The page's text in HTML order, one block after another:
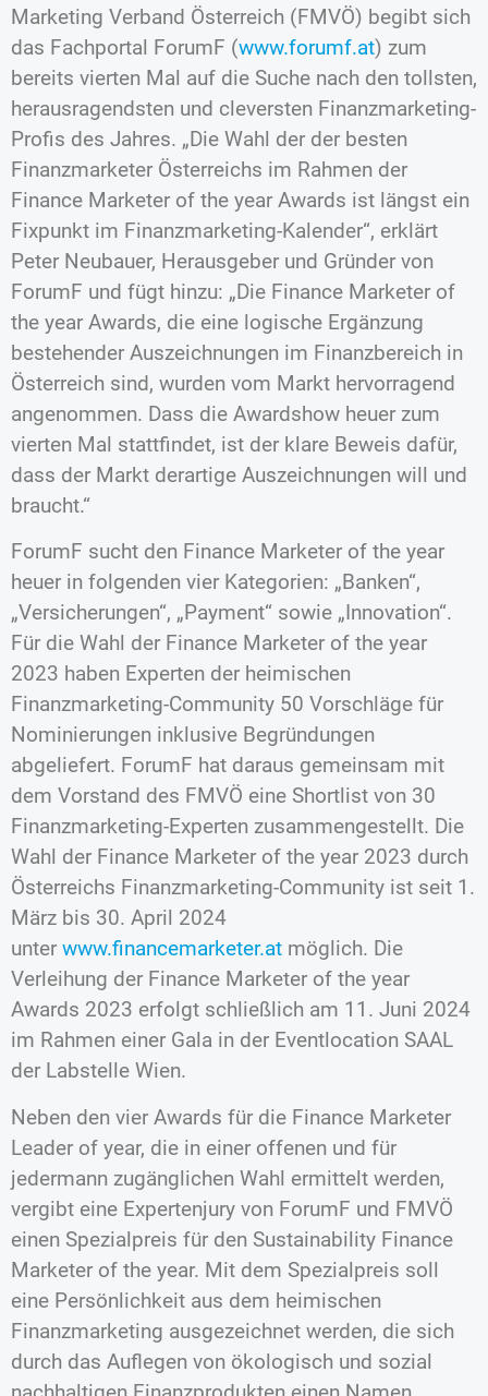
Marketing Verband Österreich (FMVÖ) begibt sich
das Fachportal ForumF (www.forumf.at) zum
bereits vierten Mal auf die Suche nach den tollsten,
herausragendsten und cleversten Finanzmarketing-
Profis des Jahres. „Die Wahl der der besten
Finanzmarketer Österreichs im Rahmen der
Finance Marketer of the year Awards ist längst ein
Fixpunkt im Finanzmarketing-Kalender“, erklärt
Peter Neubauer, Herausgeber und Gründer von
ForumF und fügt hinzu: „Die Finance Marketer of
the year Awards, die eine logische Ergänzung
bestehender Auszeichnungen im Finanzbereich in
Österreich sind, wurden vom Markt hervorragend
angenommen. Dass die Awardshow heuer zum
vierten Mal stattfindet, ist der klare Beweis dafür,
dass der Markt derartige Auszeichnungen will und
braucht.“
ForumF sucht den Finance Marketer of the year
heuer in folgenden vier Kategorien: „Banken“,
„Versicherungen“, „Payment“ sowie „Innovation“.
Für die Wahl der Finance Marketer of the year
2023 haben Experten der heimischen
Finanzmarketing-Community 50 Vorschläge für
Nominierungen inklusive Begründungen
abgeliefert. ForumF hat daraus gemeinsam mit
dem Vorstand des FMVÖ eine Shortlist von 30
Finanzmarketing-Experten zusammengestellt. Die
Wahl der Finance Marketer of the year 2023 durch
Österreichs Finanzmarketing-Community ist seit 1.
März bis 30. April 2024
unter www.financemarketer.at möglich. Die
Verleihung der Finance Marketer of the year
Awards 2023 erfolgt schließlich am 11. Juni 2024
im Rahmen einer Gala in der Eventlocation SAAL
der Labstelle Wien.
Neben den vier Awards für die Finance Marketer
Leader of year, die in einer offenen und für
jedermann zugänglichen Wahl ermittelt werden,
vergibt eine Expertenjury von ForumF und FMVÖ
einen Spezialpreis für den Sustainability Finance
Marketer of the year. Mit dem Spezialpreis soll
eine Persönlichkeit aus dem heimischen
Finanzmarketing ausgezeichnet werden, die sich
durch das Auflegen von ökologisch und sozial